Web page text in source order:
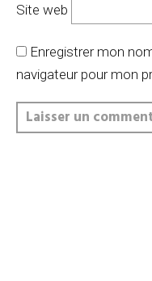
Site web
Enregistrer mon
navigateur pour mon